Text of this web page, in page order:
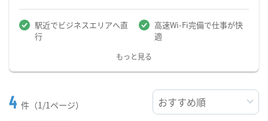
駅近でビジネスエリアへ直
行
高速Wi-Fi完備で仕事が快
適
もっと見る
4 件（1/1ページ）